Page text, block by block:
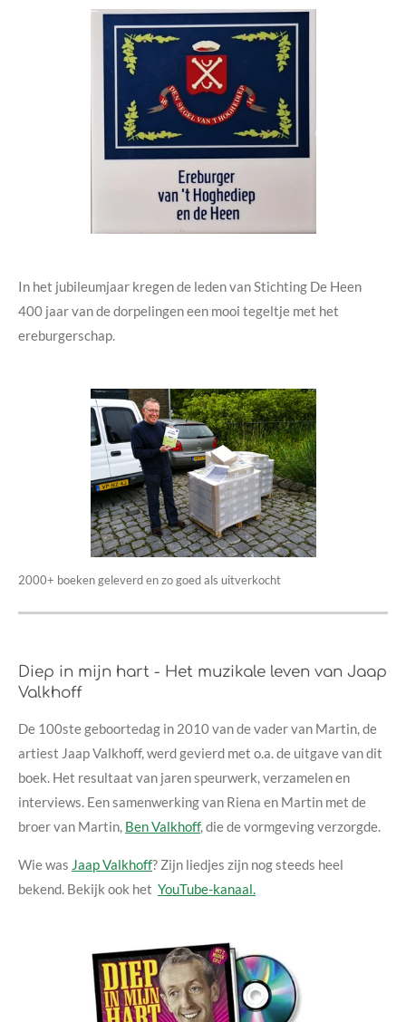
In het jubileumjaar kregen de leden van Stichting De Heen
400 jaar van de dorpelingen een mooi tegeltje met het
ereburgerschap.
2000+ boeken geleverd en zo goed als uitverkocht
Diep in mijn hart - Het muzikale leven van Jaap
Valkhoff
De 100ste geboortedag in 2010 van de vader van Martin, de
artiest Jaap Valkhoff, werd gevierd met o.a. de uitgave van dit
boek. Het resultaat van jaren speurwerk, verzamelen en
interviews. Een samenwerking van Riena en Martin met de
broer van Martin, Ben Valkhoff, die de vormgeving verzorgde.
Wie was Jaap Valkhoff? Zijn liedjes zijn nog steeds heel
bekend. Bekijk ook het YouTube-kanaal.